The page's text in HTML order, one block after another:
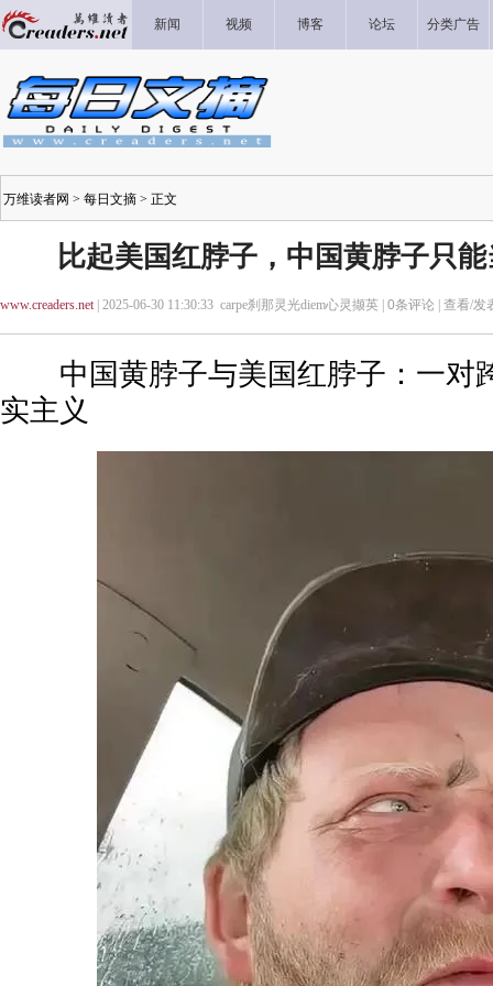
新闻 视频 博客 论坛 分类广告
万维读者网 > 每日文摘 > 正文
比起美国红脖子，中国黄脖子只
www.creaders.net| 2025-06-30 11:30:33 carpe刹那灵光diem心灵撷英 | 0条评论 | 查看/发
中国黄脖子与美国红脖子：一对
实主义